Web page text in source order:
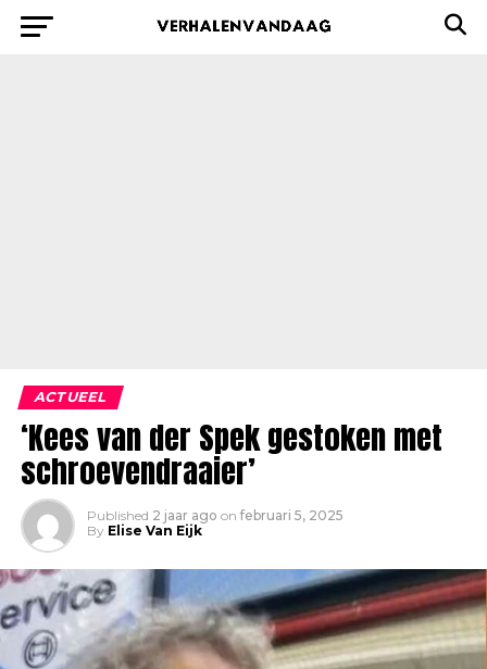
ACTUEEL
‘Kees van der Spek gestoken met
schroevendraaier’
Published 2 jaar ago on februari 5, 2025
By Elise Van Eijk